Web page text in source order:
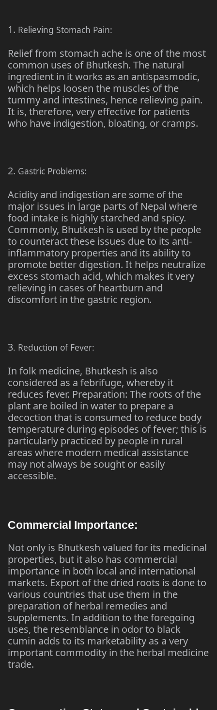
1. Relieving Stomach Pain:
Relief from stomach ache is one of the most
common uses of Bhutkesh. The natural
ingredient in it works as an antispasmodic,
which helps loosen the muscles of the
tummy and intestines, hence relieving pain.
It is, therefore, very effective for patients
who have indigestion, bloating, or cramps.
2. Gastric Problems:
Acidity and indigestion are some of the
major issues in large parts of Nepal where
food intake is highly starched and spicy.
Commonly, Bhutkesh is used by the people
to counteract these issues due to its anti-
inflammatory properties and its ability to
promote better digestion. It helps neutralize
excess stomach acid, which makes it very
relieving in cases of heartburn and
discomfort in the gastric region.
3. Reduction of Fever:
In folk medicine, Bhutkesh is also
considered as a febrifuge, whereby it
reduces fever. Preparation: The roots of the
plant are boiled in water to prepare a
decoction that is consumed to reduce body
temperature during episodes of fever; this is
particularly practiced by people in rural
areas where modern medical assistance
may not always be sought or easily
accessible.
Commercial Importance:
Not only is Bhutkesh valued for its medicinal
properties, but it also has commercial
importance in both local and international
markets. Export of the dried roots is done to
various countries that use them in the
preparation of herbal remedies and
supplements. In addition to the foregoing
uses, the resemblance in odor to black
cumin adds to its marketability as a very
important commodity in the herbal medicine
trade.